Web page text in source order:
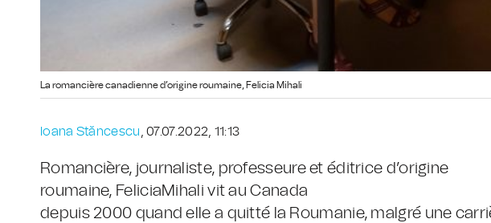
La romancière canadienne d’origine roumaine, Felicia Mihali
Ioana Stăncescu, 07.07.2022, 11:13
Romancière, journaliste, professeure et éditrice d’origine
roumaine, FeliciaMihali vit au Canada
depuis 2000 quand elle a quitté la Roumanie, malgré une